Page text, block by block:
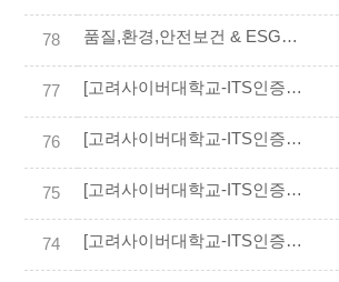
78 품질,환경,안전보건 & ESG전문가 통합과정
77 [고려사이버대학교-ITS인증원] ISO국제심사원과정(2023년 상반기)
76 [고려사이버대학교-ITS인증원] 사내표준(업무체계)구축 및 운영 전문가 양성을 위한 ISO 내부심사원과정(2023년 상반기)
75 [고려사이버대학교-ITS인증원] ISO국제심사원과정
74 [고려사이버대학교-ITS인증원] 사내표준(업무체계)구축 및 운영 전문가 양성을 위한 ISO 내부심사원과정